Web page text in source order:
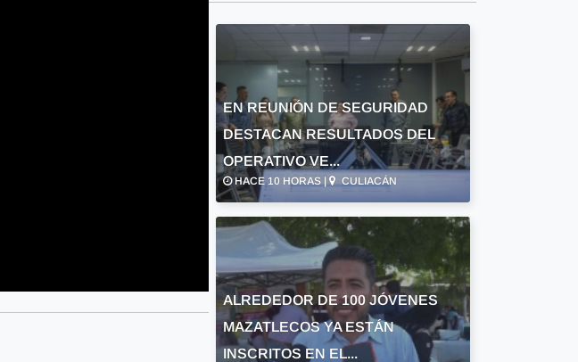
EN REUNIÓN DE SEGURIDAD
DESTACAN RESULTADOS DEL
OPERATIVO VE...
HACE 10 HORAS | CULIACÁN
ALREDEDOR DE 100 JÓVENES
MAZATLECOS YA ESTÁN
INSCRITOS EN EL...